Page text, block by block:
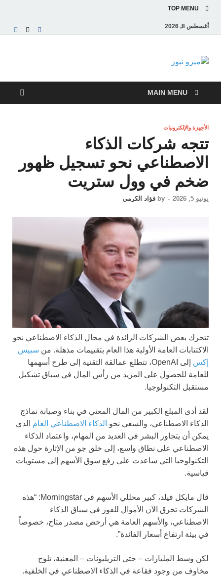
TOP MENU
أغسطس 8, 2026
ميزو نيوز
والاقتصادية
MAIN MENU
الأجهزة والإلكترونيات
تتجه شركات الذكاء
الاصطناعي نحو تسجيل ظهور
ضخم في وول ستريت
يونيو 5, 2026 -
by فؤاد الكرمي
تتحرك بعض الشركات الرائدة في مجال الذكاء الاصطناعي نحو
الاكتتابات العامة الأولية هذا العام بتقييمات مذهلة. من سبيس
إكس
إلى OpenAI، تتطلع عمالقة التقنية إلى طرح أسهمها
للعامة للحصول على المزيد من رأس المال في سباق تشكيل
مستقبل التكنولوجيا.
لقد أدى المبلغ الكبير من المال المعني في بناء وصيانة نماذج
الذكاء الاصطناعي، والسعي نحو الذكاء الاصطناعي العام الذي
يمكن أن يتجاوز البشر في العديد من المهام، واعتماد الذكاء
الاصطناعي على نطاق واسع، إلى خلق جو من الإثارة حول هذه
التكنولوجيا التي ساعدت على رفع سوق الأسهم إلى مستويات
قياسية.
قال مايكل فيلد، كبير محللي الأسهم في Morningstar: “هذه
الشركات تحرق الآن الأموال للفوز في سباق الذكاء
الاصطناعي، والأسهم العامة هي أرخص مصدر متاح، خصوصاً
في بيئة ارتفاع أسعار الفائدة”.
لكن وسط المليارات – حتى التريليونات – المعنية، تلوح
مخاوف من وجود فقاعة في الذكاء الاصطناعي في الخلفية.